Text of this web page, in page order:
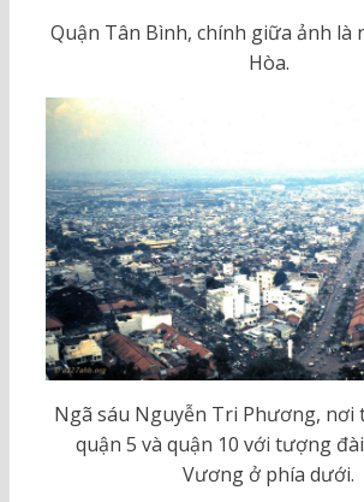
Quận Tân Bình, chính giữa ảnh là
Hòa.
Ngã sáu Nguyễn Tri Phương, nơi
quận 5 và quận 10 với tượng
Vương ở phía dưới.